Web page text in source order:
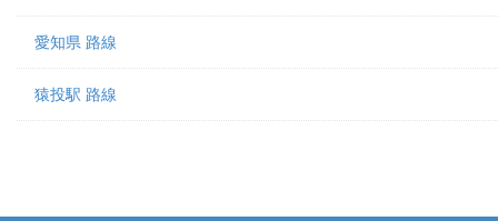
愛知県 路線
猿投駅 路線